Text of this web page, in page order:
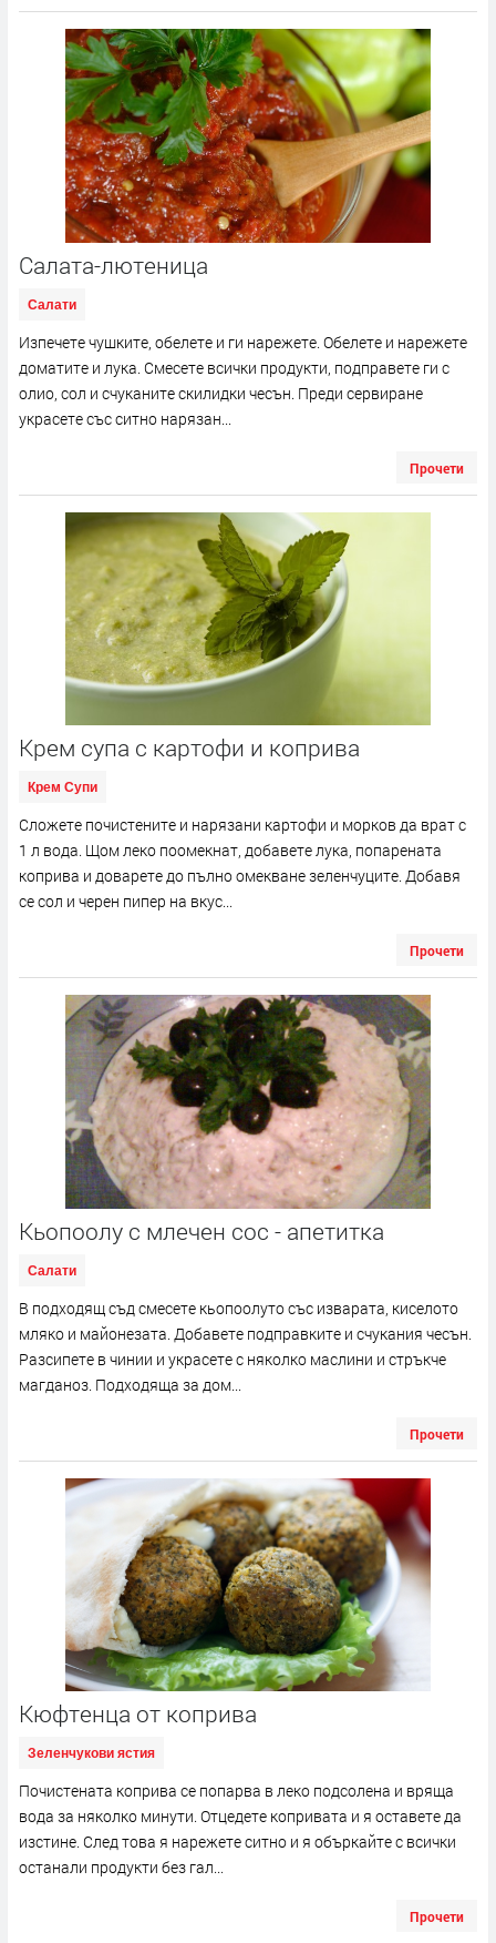
Салата-лютеница
Салати
Изпечете чушките, обелете и ги нарежете. Обелете и нарежете
доматите и лука. Смесете всички продукти, подправете ги с
олио, сол и счуканите скилидки чесън. Преди сервиране
украсете със ситно нарязан...
Прочети
Крем супа с картофи и коприва
Крем Супи
Сложете почистените и нарязани картофи и морков да врат с
1 л вода. Щом леко поомекнат, добавете лука, попарената
коприва и доварете до пълно омекване зеленчуците. Добавя
се сол и черен пипер на вкус...
Прочети
Кьопоолу с млечен сос - апетитка
Салати
В подходящ съд смесете кьопоолуто със изварата, киселото
мляко и майонезата. Добавете подправките и счукания чесън.
Разсипете в чинии и украсете с няколко маслини и стръкче
магданоз. Подходяща за дом...
Прочети
Кюфтенца от коприва
Зеленчукови ястия
Почистената коприва се попарва в леко подсолена и вряща
вода за няколко минути. Отцедете копривата и я оставете да
изстине. След това я нарежете ситно и я объркайте с всички
останали продукти без гал...
Прочети